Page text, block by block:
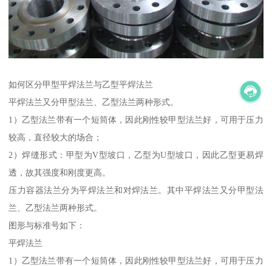
如何区分甲型平焊法兰与乙型平焊法兰
平焊法兰又分甲型法兰、乙型法兰两种形式。
1）乙型法兰带有一个短筒体，因此刚性较甲型法兰好，可用于压力
较高，直径较大的场合；
2）焊缝形式：甲型为V型坡口，乙型为U型坡口，因此乙型更易焊
透，故其强度和刚度更高。
压力容器法兰分为平焊法兰和对焊法兰。其中平焊法兰又分甲型法
兰、乙型法兰两种形式。
图形与标准号如下：
平焊法兰
1）乙型法兰带有一个短筒体，因此刚性较甲型法兰好，可用于压力